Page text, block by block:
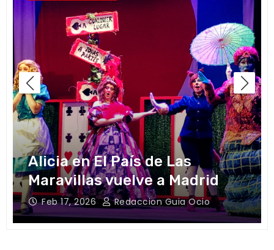
Alicia en El País de Las
Maravillas vuelve a Madrid
Feb 17, 2026 Redaccion Guia Ocio